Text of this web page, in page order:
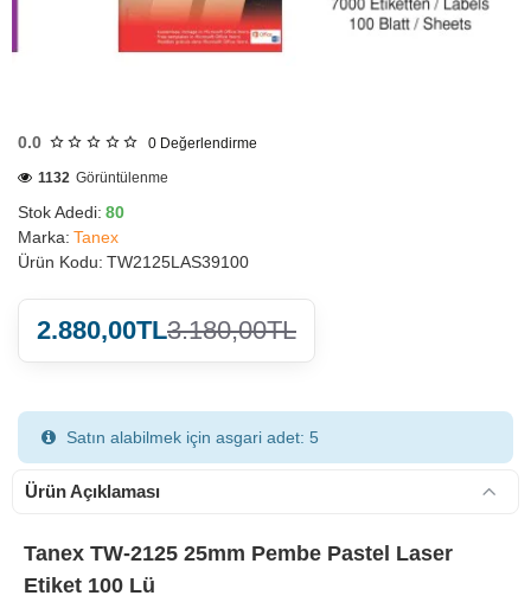
900 TL Üzeri Kargo Ücretsiz
0.0 0 Değerlendirme
Stok Adedi: 80
Marka: Tanex
Ürün Kodu: TW2125LAS39100
1132 Görüntülenme
2.880,00TL3.180,00TL
Satın alabilmek için asgari adet: 5
Ürün Açıklaması
Tanex TW-2125 25mm Pembe Pastel Laser
Etiket 100 Lü